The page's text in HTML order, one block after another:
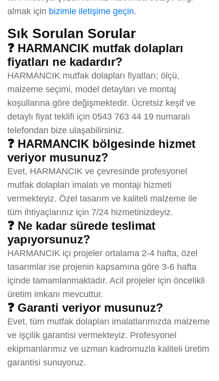
almak için bizimle iletişime geçin.
Sık Sorulan Sorular
❓ HARMANCIK mutfak dolapları
fiyatları ne kadardır?
HARMANCIK mutfak dolapları fiyatları; ölçü,
malzeme seçimi, model detayları ve montaj
koşullarına göre değişmektedir. Ücretsiz keşif ve
detaylı fiyat teklifi için 0543 763 44 19 numaralı
telefondan bize ulaşabilirsiniz.
❓ HARMANCIK bölgesinde hizmet
veriyor musunuz?
Evet, HARMANCIK ve çevresinde profesyonel
mutfak dolapları imalatı ve montajı hizmeti
vermekteyiz. Özel tasarım ve kaliteli malzeme ile
tüm ihtiyaçlarınız için 7/24 hizmetinizdeyiz.
❓ Ne kadar sürede teslimat
yapıyorsunuz?
HARMANCIK içi projeler ortalama 2-4 hafta, özel
tasarımlar ise projenin kapsamına göre 3-6 hafta
içinde tamamlanmaktadır. Acil projeler için öncelikli
üretim imkanı mevcuttur.
❓ Garanti veriyor musunuz?
Evet, tüm mutfak dolapları imalatlarımızda malzeme
ve işçilik garantisi vermekteyiz. Profesyonel
ekipmanlarımız ve uzman kadromuzla kaliteli üretim
garantisi sunuyoruz.